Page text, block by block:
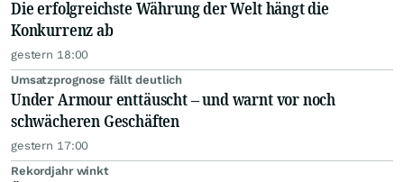
Die erfolgreichste Währung der Welt hängt die
Konkurrenz ab
gestern 18:00
Umsatzprognose fällt deutlich
Under Armour enttäuscht – und warnt vor noch
schwächeren Geschäften
gestern 17:00
Rekordjahr winkt